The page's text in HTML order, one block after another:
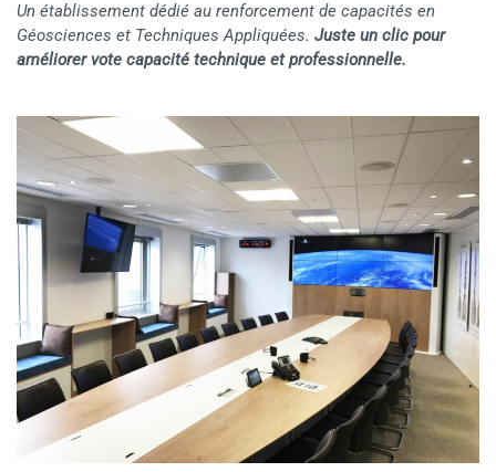
Un établissement dédié au renforcement de capacités en
Géosciences et Techniques Appliquées. Juste un clic pour
améliorer vote capacité technique et professionnelle.